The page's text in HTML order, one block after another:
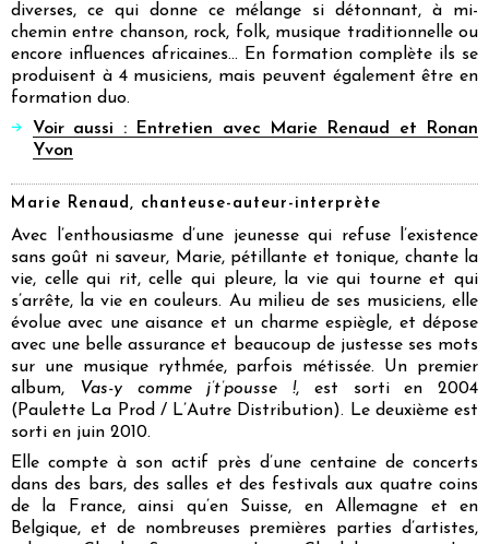
diverses, ce qui donne ce mélange si détonnant, à mi-
chemin entre chanson, rock, folk, musique traditionnelle ou
encore influences africaines… En formation complète ils se
produisent à 4 musiciens, mais peuvent également être en
formation duo.
Voir aussi : Entretien avec Marie Renaud et Ronan
Yvon
Marie Renaud, chanteuse-auteur-interprète
Avec l’enthousiasme d’une jeunesse qui refuse l’existence
sans goût ni saveur, Marie, pétillante et tonique, chante la
vie, celle qui rit, celle qui pleure, la vie qui tourne et qui
s’arrête, la vie en couleurs. Au milieu de ses musiciens, elle
évolue avec une aisance et un charme espiègle, et dépose
avec une belle assurance et beaucoup de justesse ses mots
sur une musique rythmée, parfois métissée. Un premier
album,
Vas-y comme j’t’pousse !, est sorti en 2004
(Paulette La Prod / L’Autre Distribution). Le deuxième est
sorti en juin 2010.
Elle compte à son actif près d’une centaine de concerts
dans des bars, des salles et des festivals aux quatre coins
de la France, ainsi qu’en Suisse, en Allemagne et en
Belgique, et de nombreuses premières parties d’artistes,